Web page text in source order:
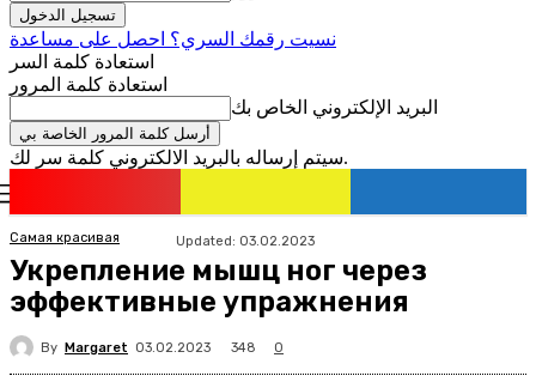
نسيت رقمك السري؟ احصل على مساعدة
استعادة كلمة السر
استعادة كلمة المرور
البريد الإلكتروني الخاص بك
سيتم إرساله بالبريد الالكتروني كلمة سر لك.
Самая красивая Updated: 03.02.2023
Укрепление мышц ног через
эффективные упражнения
By Margaret 03.02.2023 348 0